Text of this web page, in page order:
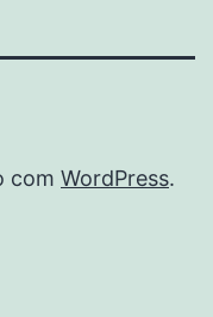
com WordPress.